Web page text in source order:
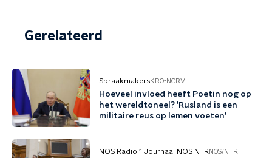
Gerelateerd
SpraakmakersKRO-NCRV
Hoeveel invloed heeft Poetin nog op
het wereldtoneel? 'Rusland is een
militaire reus op lemen voeten'
NOS Radio 1 Journaal NOS NTR NOS/NTR